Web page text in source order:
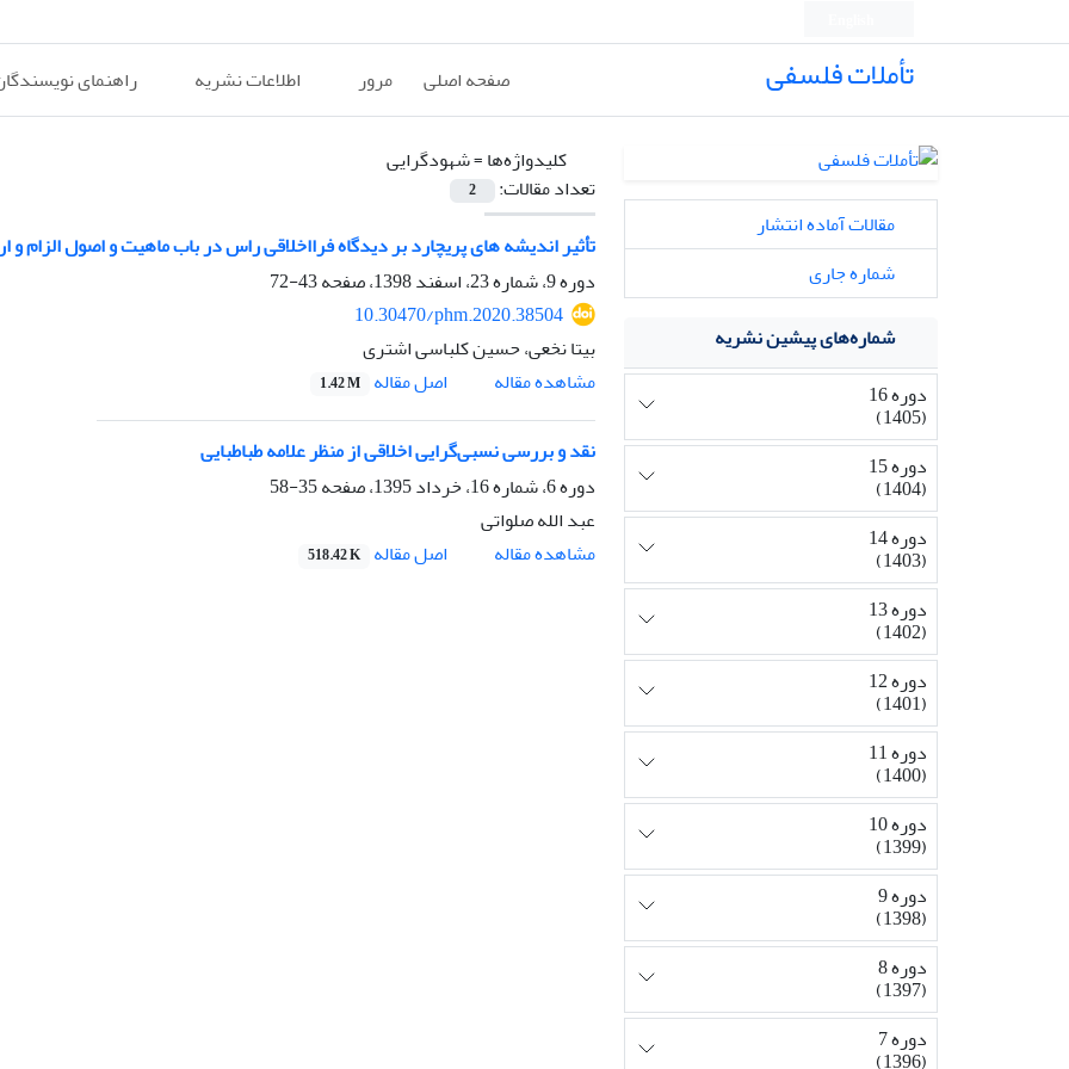
تأملات فلسفی صفحه اصلی مرور اطلاعات نشریه راهنمای
کلیدواژه‌ها =شهودگرایی
تعداد مقالات:
2
تأثیر اندیشه های پریچارد بر دیدگاه فرااخلاقی راس در باب ماهیت و اصول الزام و
دوره 9، شماره 23، اسفند 1398، صفحه
43-72
10.30470/phm.2020.38504
بیتا نخعی، حسین کلباسی اشتری
مشاهده مقاله
اصل مقاله 1.42 M
نقد و بررسی نسبی‌گرایی اخلاقی از منظر علامه طباطبایی
دوره 6، شماره 16، خرداد 1395، صفحه
35-58
عبد الله صلواتی
مشاهده مقاله
اصل مقاله 518.42 K
مقالات آماده انتشار
شماره جاری
شماره‌های پیشین نشریه
دوره 16
(1405)
دوره 15
(1404)
دوره 14
(1403)
دوره 13
(1402)
دوره 12
(1401)
دوره 11
(1400)
دوره 10
(1399)
دوره 9
(1398)
دوره 8
(1397)
دوره 7